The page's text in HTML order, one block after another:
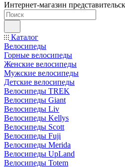
Интернет-магазин
Каталог
Велосипеды
Горные велосипеды
Женские велосипеды
Мужские велосипеды
Детские велосипеды
Велосипеды TREK
Велосипеды Giant
Велосипеды Liv
Велосипеды Kellys
Велосипеды Scott
Велосипеды Fuji
Велосипеды Merida
Велосипеды UpLand
Велосипеды Totem